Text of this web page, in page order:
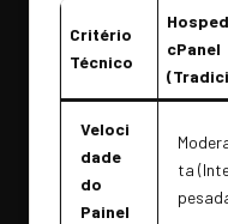
Critério
Técnico
cPanel
Veloci
dade
do
Painel
ta